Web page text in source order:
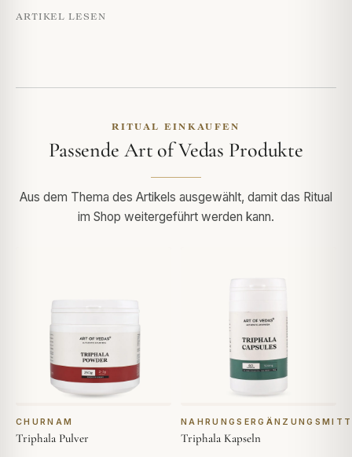
ARTIKEL LESEN
RITUAL EINKAUFEN
Passende Art of Vedas Produkte
Aus dem Thema des Artikels ausgewählt, damit das Ritual
im Shop weitergeführt werden kann.
CHURNAM
Triphala Pulver Triphala Kapseln